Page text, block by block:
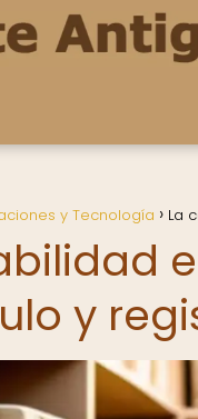
y Tecnología La
y